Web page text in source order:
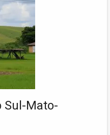
Sul-Mato-